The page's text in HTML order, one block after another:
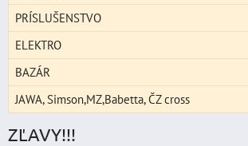
PRÍSLUŠENSTVO
ELEKTRO
BAZÁR
JAWA, Simson,MZ,Babetta, ČZ cross
ZĽAVY!!!